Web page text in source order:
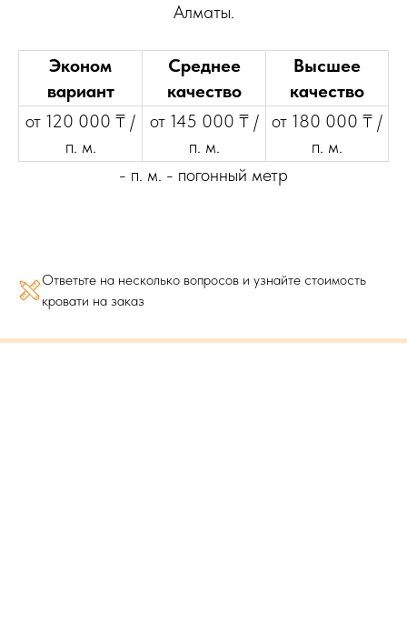
Алматы.
Эконом
вариант
Среднее
качество
Высшее
качество
от 120 000 ₸ /
п. м.
от 145 000 ₸ /
п. м.
от 180 000 ₸ /
п. м.
- п. м. - погонный метр
Ответьте на несколько вопросов и узнайте стоимость
кровати на заказ